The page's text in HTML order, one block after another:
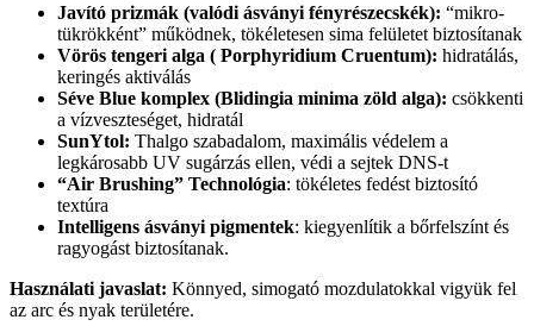
Javító prizmák (valódi ásványi fényrészecskék): “mikro-
tükrökként” működnek, tökéletesen sima felületet biztosítanak
Vörös tengeri alga ( Porphyridium Cruentum): hidratálás,
keringés aktiválás
Séve Blue komplex (Blidingia minima zöld alga): csökkenti
a vízveszteséget, hidratál
SunYtol: Thalgo szabadalom, maximális védelem a
legkárosabb UV sugárzás ellen, védi a sejtek DNS-t
“Air Brushing” Technológia: tökéletes fedést biztosító
textúra
Intelligens ásványi pigmentek: kiegyenlítik a bőrfelszínt és
ragyogást biztosítanak.
Használati javaslat: Könnyed, simogató mozdulatokkal vigyük fel
az arc és nyak területére.